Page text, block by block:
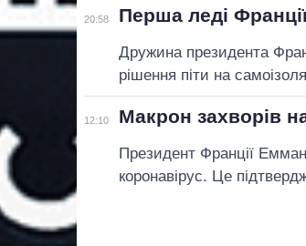
20:58 Перша леді
Дружина президента
рішення піти на
12:10 Макрон захворів
Президент Франції
коронавірус. Це